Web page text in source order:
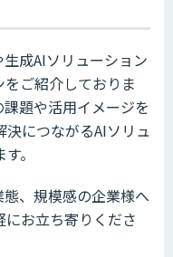
成AIソリューション
ご紹介しておりま
題や活用イメージを
につながるAIソリュ
。
、規模感の企業様へ
お立ち寄りくださ